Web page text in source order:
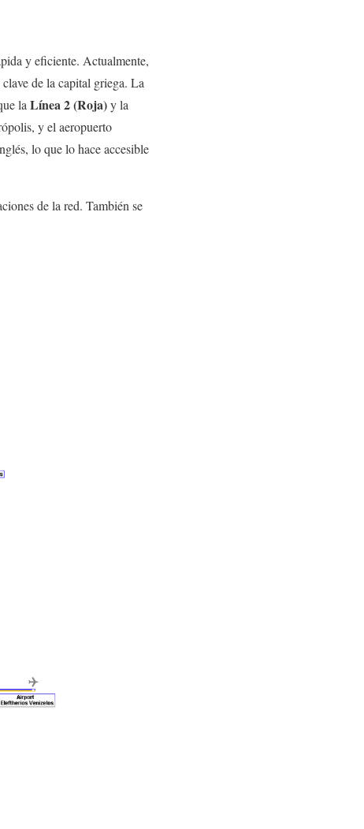
y eficiente. Actualmente,
de la capital griega. La
la Línea 2 (Roja)y la
y el aeropuerto
lo que lo hace accesible
de la red. También se